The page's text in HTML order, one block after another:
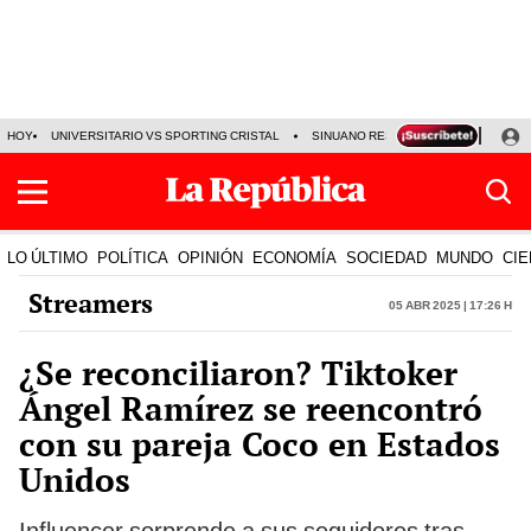
HOY UNIVERSITARIO VS SPORTING CRISTAL SINUANO RESULTADOS HOY
LO ÚLTIMO POLÍTICA OPINIÓN ECONOMÍA SOCIEDAD MUNDO
Streamers 05 Abr 2025 | 17:26 h
¿Se reconciliaron? Tiktoker
Ángel Ramírez se reencontró
con su pareja Coco en Estados
Unidos